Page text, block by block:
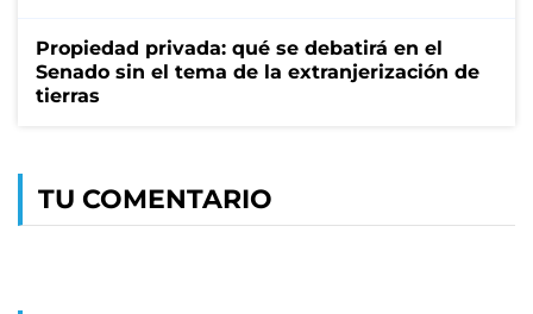
Propiedad privada: qué se debatirá en el
Senado sin el tema de la extranjerización de
tierras
TU COMENTARIO